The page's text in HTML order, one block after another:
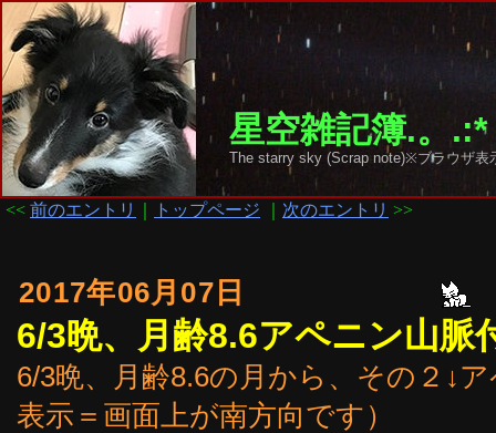
星空雑記簿.。
The starry sky (Scrap note)※ブラウザ
<< 前のエントリ トップページ 次のエントリ >>
2017年06月07日
6/3晩、月齢8.6アペニン山脈
6/3晩、月齢8.6の月から、その２↓
表示＝画面上が南方向です）